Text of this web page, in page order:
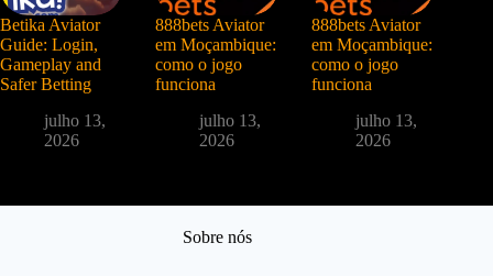
Betika Aviator
Guide: Login,
Gameplay and
Safer Betting
julho 13,
2026
888bets Aviator
em Moçambique:
como o jogo
funciona
julho 13,
2026
888bets Aviator
em Moçambique:
como o jogo
funciona
julho 13,
2026
Sobre nós